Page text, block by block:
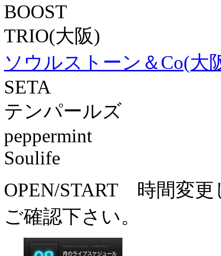
BOOST
TRIO(大阪)
ソウルストーン＆Co(大
SETA
テンパールズ
peppermint
Soulife
OPEN/START 時間変更
ご確認下さい。